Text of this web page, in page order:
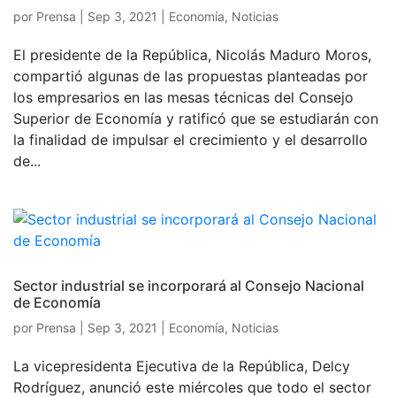
por Prensa Sep 3, 2021 Economía, Noticias
El presidente de la República, Nicolás Maduro Moros,
compartió algunas de las propuestas planteadas por
los empresarios en las mesas técnicas del Consejo
Superior de Economía y ratificó que se estudiarán con
la finalidad de impulsar el crecimiento y el desarrollo
de...
Sector industrial se incorporará al Consejo Nacional
de Economía
por Prensa Sep 3, 2021 Economía, Noticias
La vicepresidenta Ejecutiva de la República, Delcy
Rodríguez, anunció este miércoles que todo el sector